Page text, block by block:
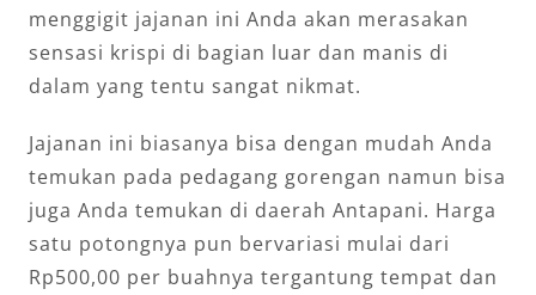
menggigit jajanan ini Anda akan merasakan
sensasi krispi di bagian luar dan manis di
dalam yang tentu sangat nikmat.
Jajanan ini biasanya bisa dengan mudah Anda
temukan pada pedagang gorengan namun bisa
juga Anda temukan di daerah Antapani. Harga
satu potongnya pun bervariasi mulai dari
Rp500,00 per buahnya tergantung tempat dan